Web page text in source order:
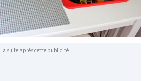
La suite après cette publicité